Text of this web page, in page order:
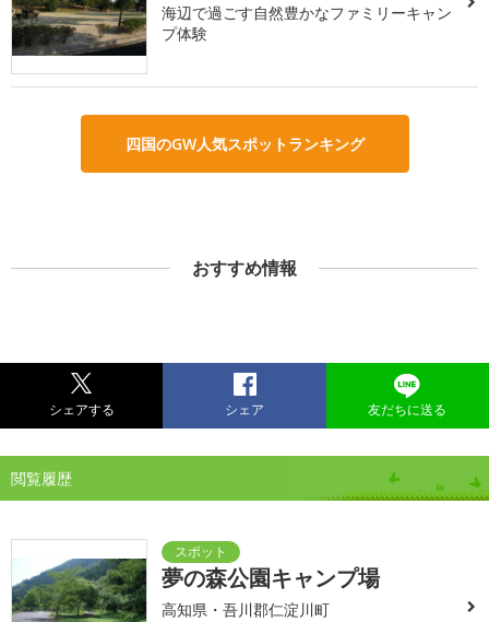
海辺で過ごす自然豊かなファミリーキャン
プ体験
四国のGW人気スポットランキング
おすすめ情報
シェアする シェア 友だちに送る
閲覧履歴
夢の森公園キャンプ場
高知県・吾川郡仁淀川町